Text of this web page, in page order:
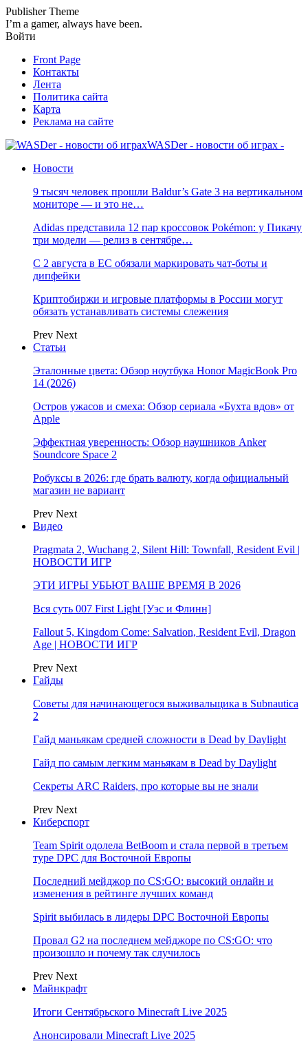
Publisher Theme
I’m a gamer, always have been.
Войти
Front Page
Контакты
Лента
Политика сайта
Карта
Реклама на сайте
WASDer - новости об играх -
Новости
9 тысяч человек прошли Baldur’s Gate 3 на вертикальном
мониторе — и это не…
Adidas представила 12 пар кроссовок Pokémon: у Пикачу
три модели — релиз в сентябре…
С 2 августа в ЕС обязали маркировать чат-боты и
дипфейки
Криптобиржи и игровые платформы в России могут
обязать устанавливать системы слежения
Prev Next
Статьи
Эталонные цвета: Обзор ноутбука Honor MagicBook Pro
14 (2026)
Остров ужасов и смеха: Обзор сериала «Бухта вдов» от
Apple
Эффектная уверенность: Обзор наушников Anker
Soundcore Space 2
Робуксы в 2026: где брать валюту, когда официальный
магазин не вариант
Prev Next
Видео
Pragmata 2, Wuchang 2, Silent Hill: Townfall, Resident Evil |
НОВОСТИ ИГР
ЭТИ ИГРЫ УБЬЮТ ВАШЕ ВРЕМЯ В 2026
Вся суть 007 First Light [Уэс и Флинн]
Fallout 5, Kingdom Come: Salvation, Resident Evil, Dragon
Age | НОВОСТИ ИГР
Prev Next
Гайды
Советы для начинающегося выживальщика в Subnautica
2
Гайд маньякам средней сложности в Dead by Daylight
Гайд по самым легким маньякам в Dead by Daylight
Секреты ARC Raiders, про которые вы не знали
Prev Next
Киберспорт
Team Spirit одолела BetBoom и стала первой в третьем
туре DPC для Восточной Европы
Последний мейджор по CS:GO: высокий онлайн и
изменения в рейтинге лучших команд
Spirit выбилась в лидеры DPC Восточной Европы
Провал G2 на последнем мейджоре по CS:GO: что
произошло и почему так случилось
Prev Next
Майнкрафт
Итоги Сентябрьского Minecraft Live 2025
Анонсировали Minecraft Live 2025